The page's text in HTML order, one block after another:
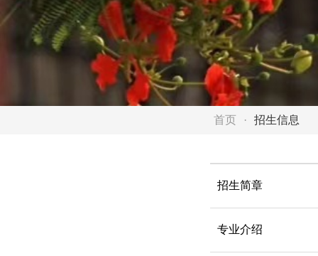
首页 招生信息
招生简章
专业介绍